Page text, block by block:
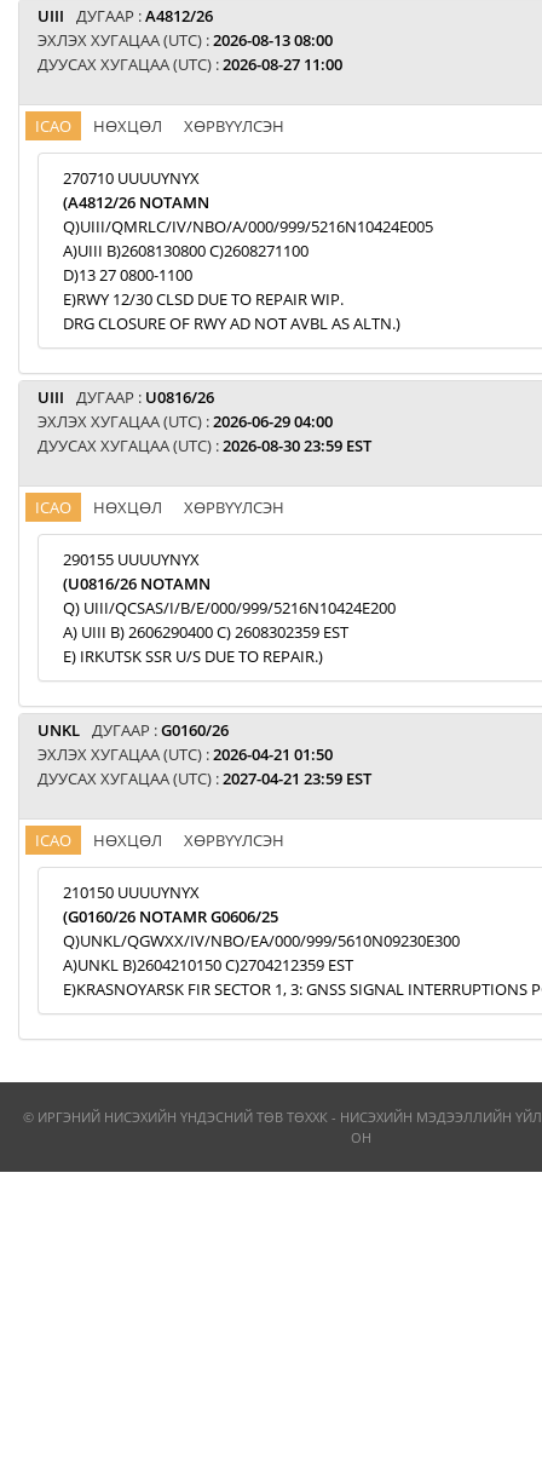
UIII ДУГААР :A4812/26
ЭХЛЭХ ХУГАЦАА (UTC) :2026-08-13 08:00
ДУУСАХ ХУГАЦАА (UTC) :2026-08-27 11:00
ICAO НӨХЦӨЛ ХӨРВҮҮЛСЭН
270710 UUUUYNYX
(A4812/26 NOTAMN
Q)UIII/QMRLC/IV/NBO/A/000/999/5216N10424E005
A)UIII B)2608130800 C)2608271100
D)13 27 0800-1100
E)RWY 12/30 CLSD DUE TO REPAIR WIP.
DRG CLOSURE OF RWY AD NOT AVBL AS ALTN.)
UIII ДУГААР : U0816/26
ЭХЛЭХ ХУГАЦАА (UTC) :2026-06-29 04:00
ДУУСАХ ХУГАЦАА (UTC) :2026-08-30 23:59 EST
ICAO НӨХЦӨЛ ХӨРВҮҮЛСЭН
290155 UUUUYNYX
(U0816/26 NOTAMN
Q) UIII/QCSAS/I/B/E/000/999/5216N10424E200
A) UIII B) 2606290400 C) 2608302359 EST
E) IRKUTSK SSR U/S DUE TO REPAIR.)
UNKL ДУГААР :G0160/26
ЭХЛЭХ ХУГАЦАА (UTC) :2026-04-21 01:50
ДУУСАХ ХУГАЦАА (UTC) :2027-04-21 23:59 EST
ICAO НӨХЦӨЛ ХӨРВҮҮЛСЭН
210150 UUUUYNYX
(G0160/26 NOTAMR G0606/25
Q)UNKL/QGWXX/IV/NBO/EA/000/999/5610N09230E300
A)UNKL B)2604210150 C)2704212359 EST
E)KRASNOYARSK FIR SECTOR 1, 3: GNSS SIGNAL INTERRUPTIONS
© ИРГЭНИЙ НИСЭХИЙН ҮНДЭСНИЙ ТӨВ ТӨХХК - НИСЭХИЙН МЭДЭЭЛЛИЙН
ОН